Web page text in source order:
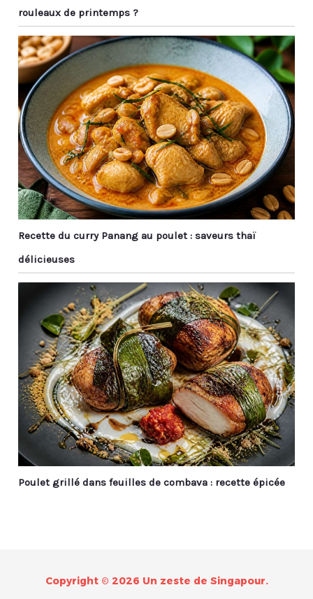
rouleaux de printemps ?
Recette du curry Panang au poulet : saveurs thaï
délicieuses
Poulet grillé dans feuilles de combava : recette épicée
Copyright © 2026 Un zeste de Singapour.